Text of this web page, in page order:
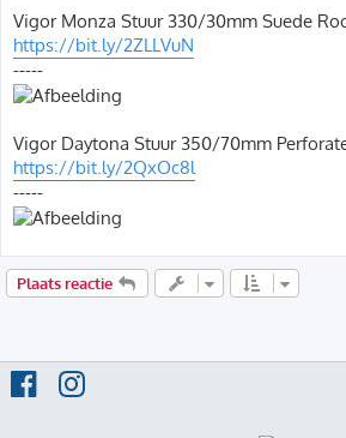
Vigor Monza Stuur 330/30mm Suede
https://bit.ly/2ZLLVuN
-----
Vigor Daytona Stuur 350/70mm
https://bit.ly/2QxOc8l
-----
Plaats reactie